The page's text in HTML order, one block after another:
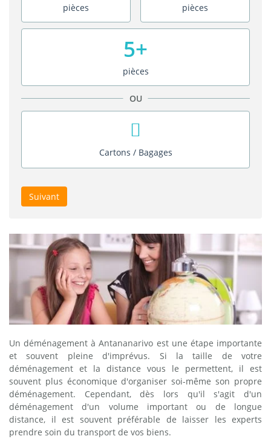
pièces pièces
5+
pièces
OU
Cartons / Bagages
Suivant
Un déménagement à Antananarivo est une étape importante
et souvent pleine d'imprévus. Si la taille de votre
déménagement et la distance vous le permettent, il est
souvent plus économique d'organiser soi-même son propre
déménagement. Cependant, dès lors qu'il s'agit d'un
déménagement d'un volume important ou de longue
distance, il est souvent préférable de laisser les experts
prendre soin du transport de vos biens.